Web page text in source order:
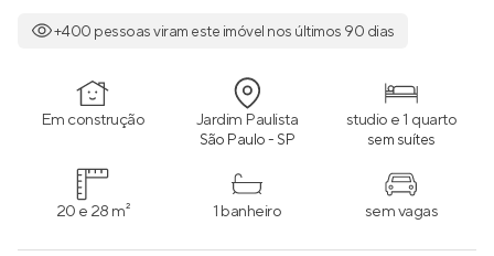
+400 pessoas viram este imóvel nos últimos 90 dias
Em construção Jardim Paulista
São Paulo - SP
studio e 1 quarto
sem suítes
20 e 28 m² 1 banheiro sem vagas